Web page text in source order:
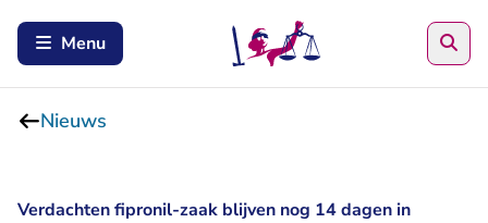
Menu
Nieuws
Verdachten fipronil-zaak blijven nog 14 dagen in